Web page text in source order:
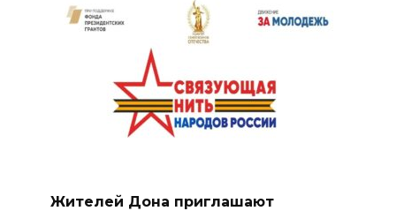
Жителей Дона приглашают